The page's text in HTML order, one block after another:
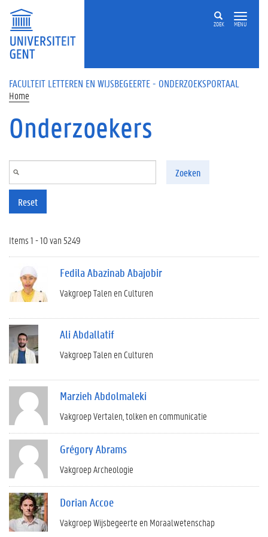
Overslaan en naar de inhoud gaan
ZOEK MENU
FACULTEIT LETTEREN EN WIJSBEGEERTE - ONDERZOEKSPORTAAL
Home
Onderzoekers
Zoeken
Reset
Items 1 - 10 van 5249
Fedila Abazinab Abajobir
Vakgroep Talen en Culturen
Ali Abdallatif
Vakgroep Talen en Culturen
Marzieh Abdolmaleki
Vakgroep Vertalen, tolken en communicatie
Grégory Abrams
Vakgroep Archeologie
Dorian Accoe
Vakgroep Wijsbegeerte en Moraalwetenschap